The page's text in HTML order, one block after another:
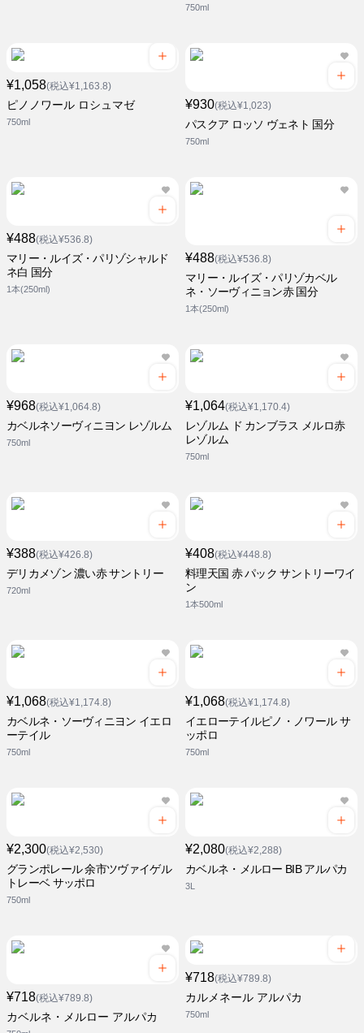
750ml
¥1,058(税込¥1,163.8)
ピノノワール ロシュマゼ
750ml
¥930(税込¥1,023)
パスクア ロッソ ヴェネト 国分
750ml
¥488(税込¥536.8)
マリー・ルイズ・パリゾシャルド
ネ白 国分
1本(250ml)
¥488(税込¥536.8)
マリー・ルイズ・パリゾカベル
ネ・ソーヴィニョン赤 国分
1本(250ml)
¥968(税込¥1,064.8)
カベルネソーヴィニヨン レゾルム
750ml
¥1,064(税込¥1,170.4)
レゾルム ド カンブラス メルロ赤
レゾルム
750ml
¥388(税込¥426.8)
デリカメゾン 濃い赤 サントリー
720ml
¥408(税込¥448.8)
料理天国 赤 パック サントリーワイ
ン
1本500ml
¥1,068(税込¥1,174.8)
カベルネ・ソーヴィニヨン イエロ
ーテイル
750ml
¥1,068(税込¥1,174.8)
イエローテイルピノ・ノワール サ
ッポロ
750ml
¥2,300(税込¥2,530)
グランポレール 余市ツヴァイゲル
トレーベ サッポロ
750ml
¥2,080(税込¥2,288)
カベルネ・メルロー BIB アルパカ
3L
¥718(税込¥789.8)
カベルネ・メルロー アルパカ
¥718(税込¥789.8)
カルメネール アルパカ
750ml